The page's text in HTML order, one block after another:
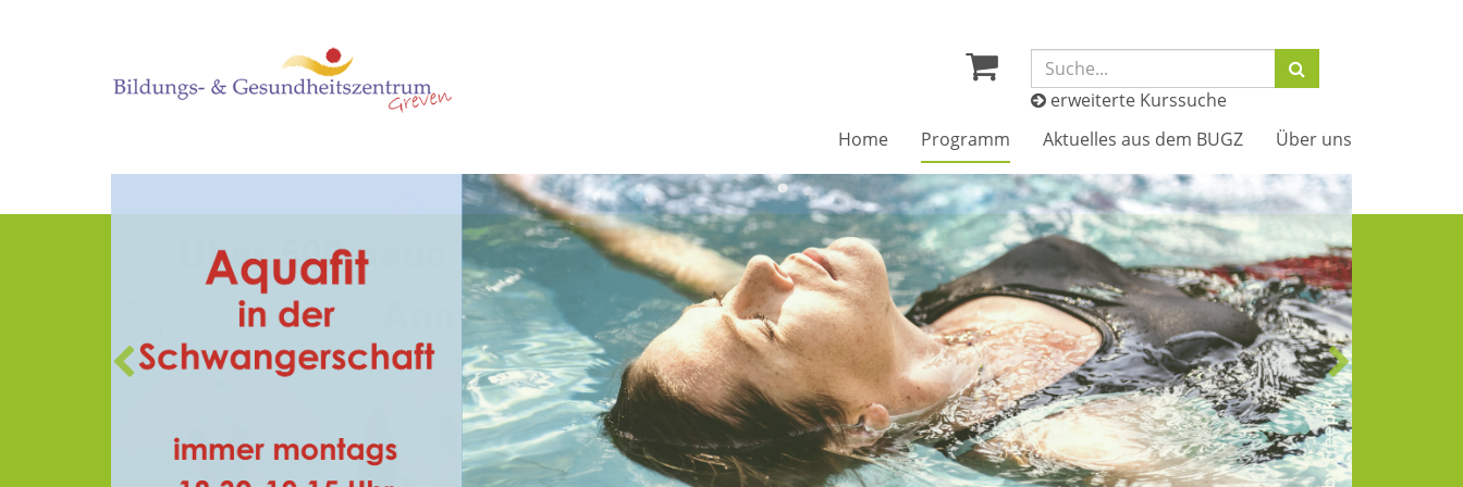
Suchbegriff:
erweiterte Kurssuche
Home
Programm Aktuelles aus dem BUGZ Über uns
vorheriges
nächstes